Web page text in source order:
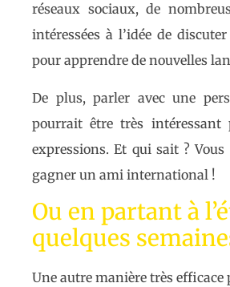
réseaux sociaux, de
intéressées à l’idée de
pour apprendre de nouvelles
De plus, parler avec une
pourrait être très intéressant
expressions. Et qui sait ?
gagner un ami international !
Ou en partant à
quelques
Une autre manière très efficace